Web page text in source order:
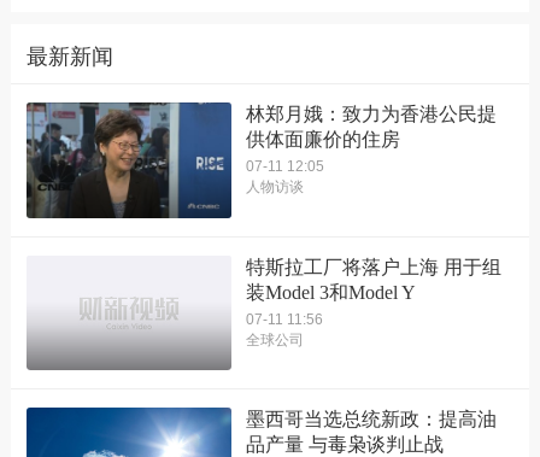
最新新闻
林郑月娥：致力为香港公民提
供体面廉价的住房
07-11 12:05
人物访谈
特斯拉工厂将落户上海 用于组
装Model 3和Model Y
07-11 11:56
全球公司
墨西哥当选总统新政：提高油
品产量 与毒枭谈判止战